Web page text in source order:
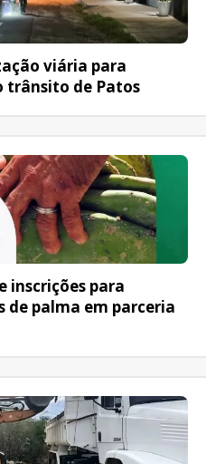
viária para
trânsito de Patos
inscrições para
de palma em parceria